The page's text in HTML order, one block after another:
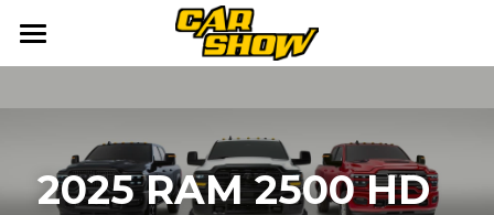
DOMOV
AUKCIE
ŠPORT
2025 RAM 2500 HD